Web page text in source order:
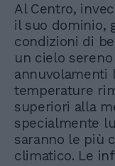
Al Centro,
il suo dominio,
condizioni di
un cielo
annuvolamenti
temperature
superiori alla
specialmente
saranno le più
climatico. Le